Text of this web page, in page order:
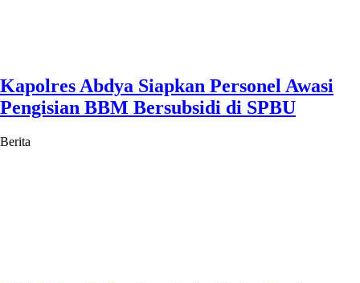
Kapolres Abdya Siapkan Personel Awasi
Pengisian BBM Bersubsidi di SPBU
Berita